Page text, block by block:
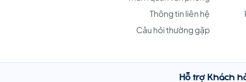
Thông tin liên hệ
Câu hỏi thường gặp
Hỗ trợ Khách